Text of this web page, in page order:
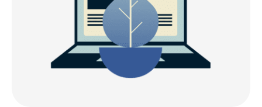
ExpressVPN для Linux: Розширені функції
Що Користувачі Думають Про ExpressVPN